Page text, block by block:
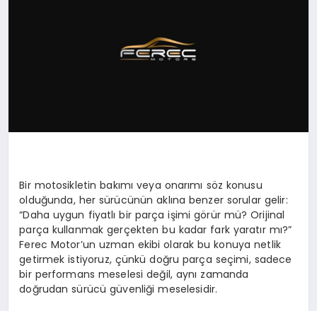
TEKNOLOJI
Bir motosikletin bakımı veya onarımı söz konusu
olduğunda, her sürücünün aklına benzer sorular gelir:
“Daha uygun fiyatlı bir parça işimi görür mü? Orijinal
parça kullanmak gerçekten bu kadar fark yaratır mı?”
Ferec Motor’un uzman ekibi olarak bu konuya netlik
getirmek istiyoruz, çünkü doğru parça seçimi, sadece
bir performans meselesi değil, aynı zamanda
doğrudan sürücü güvenliği meselesidir.